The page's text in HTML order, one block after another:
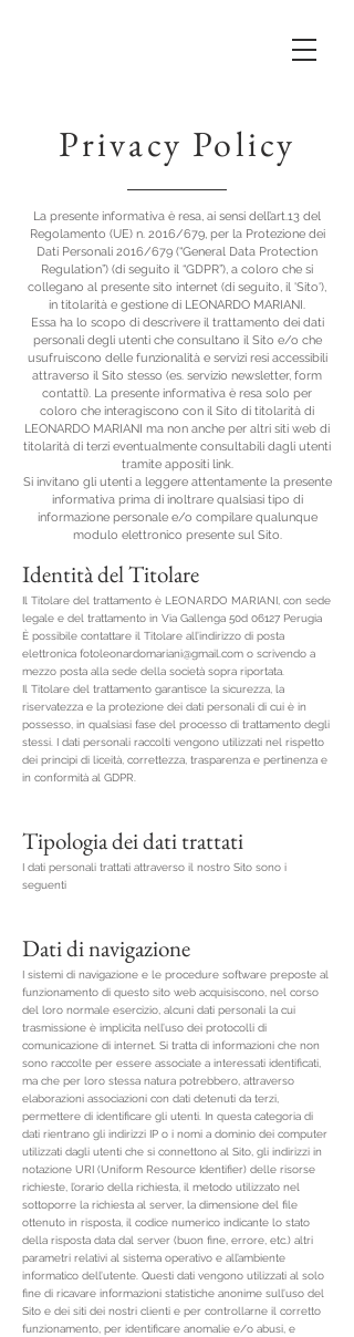
Privacy Policy
La presente informativa è resa, ai sensi dell’art.13 del
Regolamento (UE) n. 2016/679, per la Protezione dei
Dati Personali 2016/679 (“General Data Protection
Regulation”) (di seguito il “GDPR”), a coloro che si
collegano al presente sito internet (di seguito, il 'Sito'),
in titolarità e gestione di LEONARDO MARIANI.
Essa ha lo scopo di descrivere il trattamento dei dati
personali degli utenti che consultano il Sito e/o che
usufruiscono delle funzionalità e servizi resi accessibili
attraverso il Sito stesso (es. servizio newsletter, form
contatti). La presente informativa è resa solo per
coloro che interagiscono con il Sito di titolarità di
LEONARDO MARIANI ma non anche per altri siti web di
titolarità di terzi eventualmente consultabili dagli utenti
tramite appositi link.
Si invitano gli utenti a leggere attentamente la presente
informativa prima di inoltrare qualsiasi tipo di
informazione personale e/o compilare qualunque
modulo elettronico presente sul Sito.
Identità del Titolare
Il Titolare del trattamento è LEONARDO MARIANI, con sede
legale e del trattamento in Via Gallenga 50d 06127 Perugia
È possibile contattare il Titolare all’indirizzo di posta
elettronica fotoleonardomariani@gmail.com o scrivendo a
mezzo posta alla sede della società sopra riportata.
Il Titolare del trattamento garantisce la sicurezza, la
riservatezza e la protezione dei dati personali di cui è in
possesso, in qualsiasi fase del processo di trattamento degli
stessi. I dati personali raccolti vengono utilizzati nel rispetto
dei principi di liceità, correttezza, trasparenza e pertinenza e
in conformità al GDPR.
Tipologia dei dati trattati
I dati personali trattati attraverso il nostro Sito sono i
seguenti
Dati di navigazione
I sistemi di navigazione e le procedure software preposte al
funzionamento di questo sito web acquisiscono, nel corso
del loro normale esercizio, alcuni dati personali la cui
trasmissione è implicita nell’uso dei protocolli di
comunicazione di internet. Si tratta di informazioni che non
sono raccolte per essere associate a interessati identificati,
ma che per loro stessa natura potrebbero, attraverso
elaborazioni associazioni con dati detenuti da terzi,
permettere di identificare gli utenti. In questa categoria di
dati rientrano gli indirizzi IP o i nomi a dominio dei computer
utilizzati dagli utenti che si connettono al Sito, gli indirizzi in
notazione URI (Uniform Resource Identifier) delle risorse
richieste, l’orario della richiesta, il metodo utilizzato nel
sottoporre la richiesta al server, la dimensione del file
ottenuto in risposta, il codice numerico indicante lo stato
della risposta data dal server (buon fine, errore, etc.) altri
parametri relativi al sistema operativo e all’ambiente
informatico dell’utente. Questi dati vengono utilizzati al solo
fine di ricavare informazioni statistiche anonime sull’uso del
Sito e dei siti dei nostri clienti e per controllarne il corretto
funzionamento, per identificare anomalie e/o abusi, e